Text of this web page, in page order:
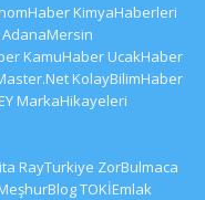
KimyaHaberleri
AdanaMersin
KamuHaberUcakHaber
KolayBilimHaber
MarkaHikayeleri
RayTurkiye ZorBulmaca
TOKİEmlak